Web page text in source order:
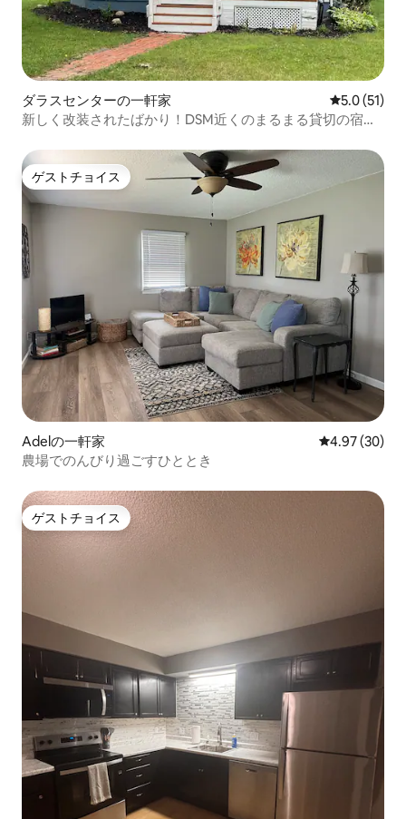
ダラスセンターの一軒家 レビュー51
5.0 (51)
新しく改装されたばかり！DSM近くのまるまる貸切の宿泊
ゲストチョイス
ゲストチョイス
Adelの一軒家 レビュー30
4.97 (30)
農場でのんびり過ごすひととき
ゲストチョイス
ゲストチョイス